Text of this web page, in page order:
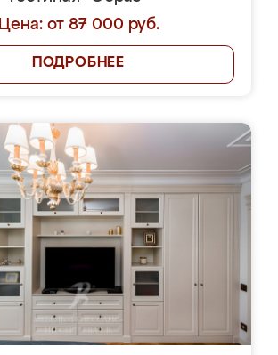
Цена: от 87 000 руб.
ПОДРОБНЕЕ